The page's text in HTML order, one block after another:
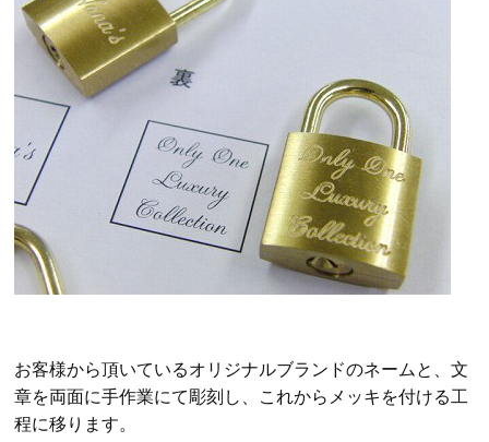
お客様から頂いているオリジナルブランドのネームと、文
章を両面に手作業にて彫刻し、これからメッキを付ける工
程に移ります。